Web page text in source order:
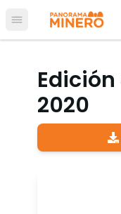
Abrir menú principal
2020